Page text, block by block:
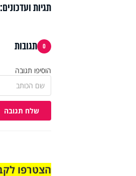
תגיות ועדכונים:
0 תגובות
הוסיפו תגובה
שלח תגובה